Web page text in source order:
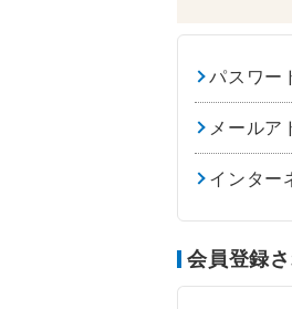
パスワー
メールア
インター
会員登録